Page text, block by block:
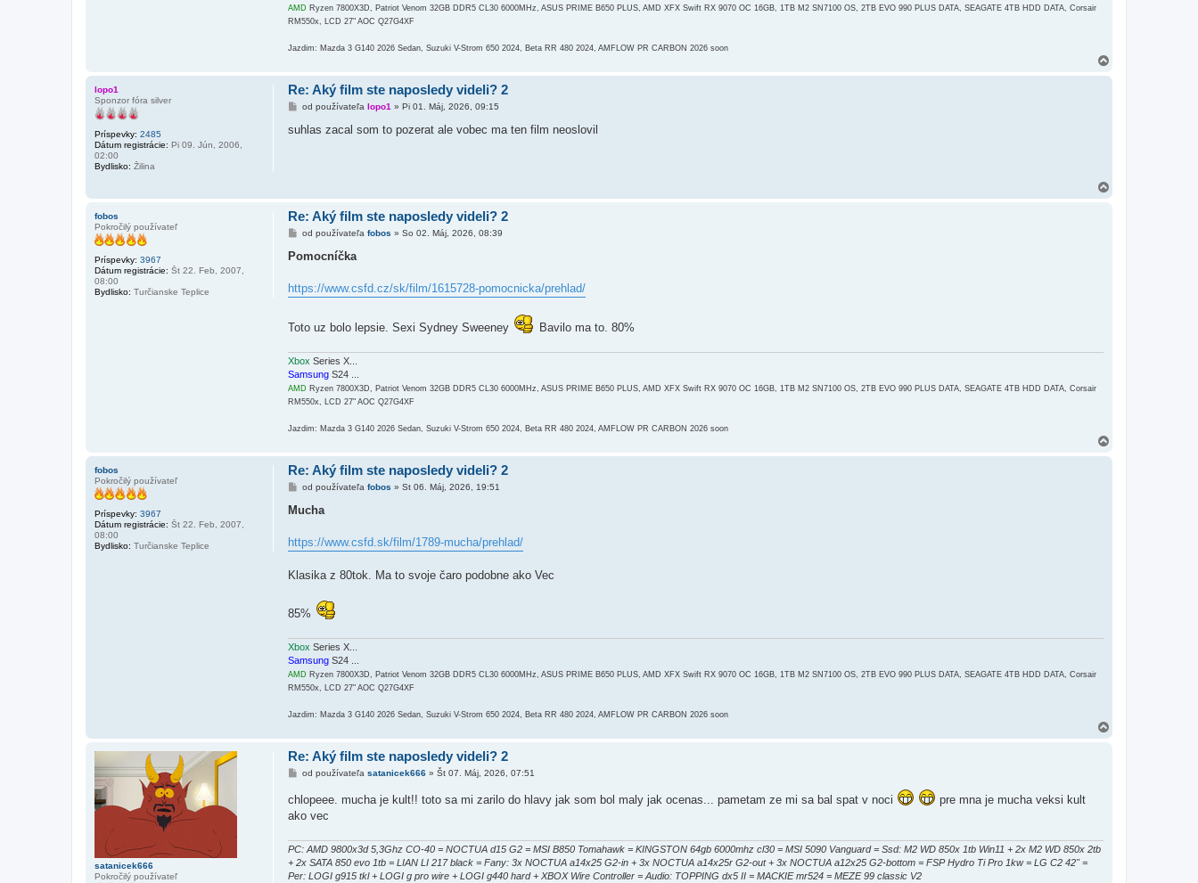
AMD Ryzen 7800X3D, Patriot Venom 32GB DDR5 CL30 6000MHz, ASUS PRIME B650 PLUS, AMD XFX Swift RX 9070 OC 16GB, 1TB M2 SN7100 OS, 2TB EVO 990 PLUS DATA, SEAGATE 4TB HDD DATA, Corsair
RM550x, LCD 27" AOC Q27G4XF
Jazdim: Mazda 3 G140 2026 Sedan, Suzuki V-Strom 650 2024, Beta RR 480 2024, AMFLOW PR CARBON 2026 soon
lopo1
Sponzor fóra silver
Príspevky: 2485
Dátum registrácie: Pi 09. Jún, 2006,
02:00
Bydlisko: Žilina
Re: Aký film ste naposledy videli? 2
P
í
od používateľa lopo1 » Pi 01. Máj, 2026, 09:15
suhlas zacal som to pozerat ale vobec ma ten film neoslovil
fobos
Pokročilý používateľ
Príspevky: 3967
Dátum registrácie: Št 22. Feb, 2007,
08:00
Bydlisko: Turčianske Teplice
Re: Aký film ste naposledy videli? 2
P
í
e
v
od používateľa fobos » So 02. Máj, 2026, 08:39
Pomocníčka
https://www.csfd.cz/sk/film/1615728-pomocnicka/prehlad/
Toto uz bolo lepsie. Sexi Sydney Sweeney Bavilo ma to. 80%
Xbox Series X...
Samsung S24 ...
AMD Ryzen 7800X3D, Patriot Venom 32GB DDR5 CL30 6000MHz, ASUS PRIME B650 PLUS, AMD XFX Swift RX 9070 OC 16GB, 1TB M2 SN7100 OS, 2TB EVO 990 PLUS DATA, SEAGATE 4TB HDD DATA, Corsair
RM550x, LCD 27" AOC Q27G4XF
Jazdim: Mazda 3 G140 2026 Sedan, Suzuki V-Strom 650 2024, Beta RR 480 2024, AMFLOW PR CARBON 2026 soon
fobos
Pokročilý používateľ
Príspevky: 3967
Dátum registrácie: Št 22. Feb, 2007,
08:00
Bydlisko: Turčianske Teplice
Re: Aký film ste naposledy videli? 2
P
í
e
v
k
od používateľa fobos » St 06. Máj, 2026, 19:51
Mucha
https://www.csfd.sk/film/1789-mucha/prehlad/
Klasika z 80tok. Ma to svoje čaro podobne ako Vec
85%
Xbox Series X...
Samsung S24 ...
AMD Ryzen 7800X3D, Patriot Venom 32GB DDR5 CL30 6000MHz, ASUS PRIME B650 PLUS, AMD XFX Swift RX 9070 OC 16GB, 1TB M2 SN7100 OS, 2TB EVO 990 PLUS DATA, SEAGATE 4TB HDD DATA, Corsair
RM550x, LCD 27" AOC Q27G4XF
Jazdim: Mazda 3 G140 2026 Sedan, Suzuki V-Strom 650 2024, Beta RR 480 2024, AMFLOW PR CARBON 2026 soon
satanicek666
Pokročilý používateľ
Re: Aký film ste naposledy videli? 2
P
í
s
p
o
k
od používateľa satanicek666» Št 07. Máj, 2026, 07:51
chlopeee. mucha je kult!! toto sa mi zarilo do hlavy jak som bol maly jak ocenas... pametam ze mi sa bal spat v noci
pre mna je mucha veksi kult
ako vec
PC: AMD 9800x3d 5,3Ghz CO-40 = NOCTUA d15 G2 = MSI B850 Tomahawk = KINGSTON 64gb 6000mhz cl30 = MSI 5090 Vanguard = Ssd: M2 WD 850x 1tb Win11 + 2x M2 WD 850x 2tb
+ 2x SATA 850 evo 1tb = LIAN LI 217 black = Fany: 3x NOCTUA a14x25 G2-in + 3x NOCTUA a14x25r G2-out + 3x NOCTUA a12x25 G2-bottom = FSP Hydro Ti Pro 1kw = LG C2 42" =
Per: LOGI g915 tkl + LOGI g pro wire + LOGI g440 hard + XBOX Wire Controller = Audio: TOPPING dx5 II = MACKIE mr524 = MEZE 99 classic V2